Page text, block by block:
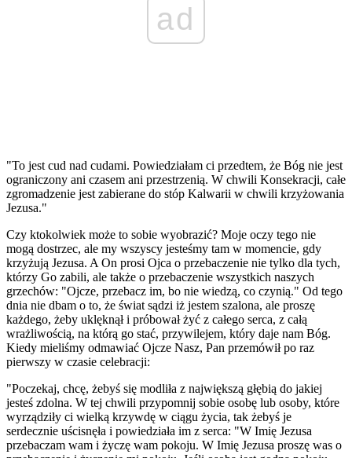
ad
"To jest cud nad cudami. Powiedziałam ci przedtem, że Bóg nie jest
ograniczony ani czasem ani przestrzenią. W chwili Konsekracji, całe
zgromadzenie jest zabierane do stóp Kalwarii w chwili krzyżowania
Jezusa."
Czy ktokolwiek może to sobie wyobrazić? Moje oczy tego nie
mogą dostrzec, ale my wszyscy jesteśmy tam w momencie, gdy
krzyżują Jezusa. A On prosi Ojca o przebaczenie nie tylko dla tych,
którzy Go zabili, ale także o przebaczenie wszystkich naszych
grzechów: "Ojcze, przebacz im, bo nie wiedzą, co czynią." Od tego
dnia nie dbam o to, że świat sądzi iż jestem szalona, ale proszę
każdego, żeby uklęknął i próbował żyć z całego serca, z całą
wrażliwością, na którą go stać, przywilejem, który daje nam Bóg.
Kiedy mieliśmy odmawiać Ojcze Nasz, Pan przemówił po raz
pierwszy w czasie celebracji:
"Poczekaj, chcę, żebyś się modliła z największą głębią do jakiej
jesteś zdolna. W tej chwili przypomnij sobie osobę lub osoby, które
wyrządziły ci wielką krzywdę w ciągu życia, tak żebyś je
serdecznie uścisnęła i powiedziała im z serca: "W Imię Jezusa
przebaczam wam i życzę wam pokoju. W Imię Jezusa proszę was o